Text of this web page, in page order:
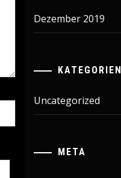
Dezember 2019
KATEGORIEN
Uncategorized
META